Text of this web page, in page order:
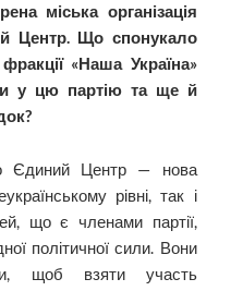
міська організація
Центр. Що спонукало
«Наша Україна»
у цю партію та ще й
Єдиний Центр — нова
рівні, так і
що є членами партії,
політичної сили. Вони
щоб взяти участь